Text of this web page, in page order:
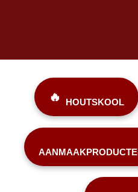
🔥 HOUTSKOOL